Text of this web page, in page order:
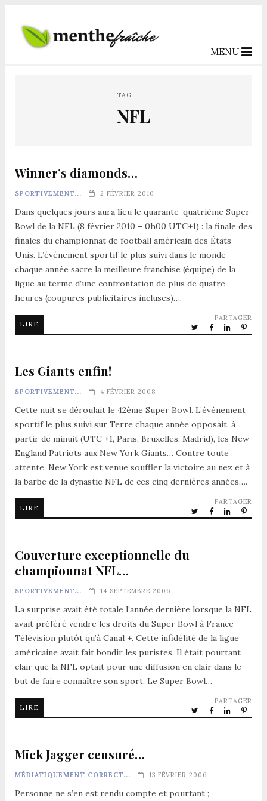
MENU
TAG
NFL
Winner’s diamonds…
SPORTIVEMENT... 2 FÉVRIER 2010
Dans quelques jours aura lieu le quarante-quatrième Super
Bowl de la NFL (8 février 2010 – 0h00 UTC+1) : la finale des
finales du championnat de football américain des États-
Unis. L’événement sportif le plus suivi dans le monde
chaque année sacre la meilleure franchise (équipe) de la
ligue au terme d’une confrontation de plus de quatre
heures (coupures publicitaires incluses)….
LIRE
PARTAGER
Les Giants enfin!
SPORTIVEMENT... 4 FÉVRIER 2008
Cette nuit se déroulait le 42ème Super Bowl. L’événement
sportif le plus suivi sur Terre chaque année opposait, à
partir de minuit (UTC +1, Paris, Bruxelles, Madrid), les New
England Patriots aux New York Giants… Contre toute
attente, New York est venue souffler la victoire au nez et à
la barbe de la dynastie NFL de ces cinq dernières années….
LIRE
PARTAGER
Couverture exceptionnelle du
championnat NFL…
SPORTIVEMENT... 14 SEPTEMBRE 2006
La surprise avait été totale l’année dernière lorsque la NFL
avait préféré vendre les droits du Super Bowl à France
Télévision plutôt qu’à Canal +. Cette infidélité de la ligue
américaine avait fait bondir les puristes. Il était pourtant
clair que la NFL optait pour une diffusion en clair dans le
but de faire connaître son sport. Le Super Bowl…
LIRE
PARTAGER
Mick Jagger censuré…
MÉDIATIQUEMENT CORRECT... 13 FÉVRIER 2006
Personne ne s’en est rendu compte et pourtant ;